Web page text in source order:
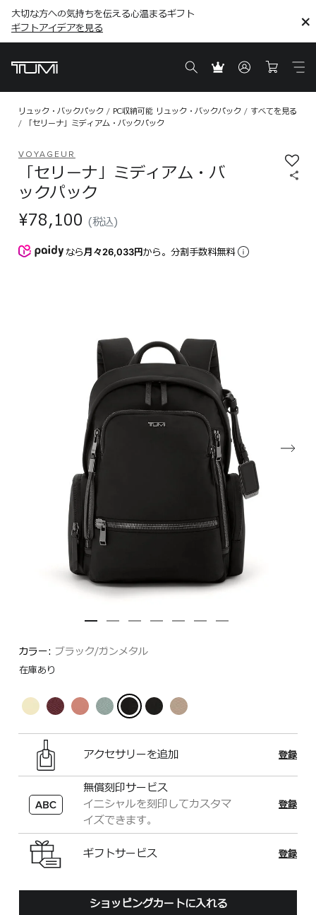
ギフトアイデアを見る こちら
大切な方への気持ちを伝える心温まるギフト
ギフトアイデアを見る
こちら
リュック・バックパック PC収納可能 リュック・バックパック
すべてを見る
「セリーナ」ミディアム・バックパック
VOYAGEUR
「セリーナ」ミディアム・バ
ックパック
¥78,100 (税込)
なら月々26,033円から。分割手数料無料
カラー: ブラック/ガンメタル
在庫あり
アクセサリーを追加 登録
無償刻印サービス
イニシャルを刻印してカスタマ
イズできます。
登録
ギフトサービス 登録
ショッピングカートに入れる